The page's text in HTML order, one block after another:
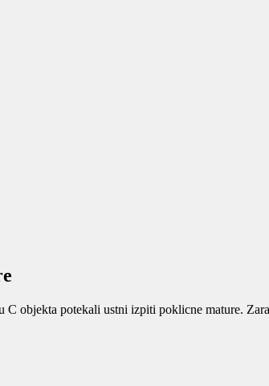
C objekta potekali ustni izpiti poklicne mature.